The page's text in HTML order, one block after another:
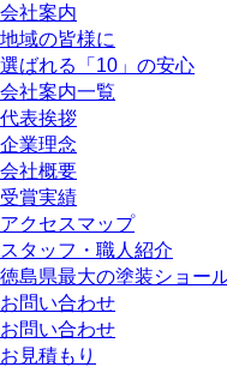
会社案内
地域の皆様に
選ばれる「10」の安心
会社案内一覧
代表挨拶
企業理念
会社概要
受賞実績
アクセスマップ
スタッフ・職人紹介
徳島県最大の塗装ショー
お問い合わせ
お問い合わせ
お見積もり